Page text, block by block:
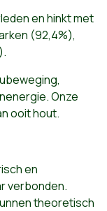
en hinkt met
(92,4%),
Onze
ooit hout.
en
verbonden.
theoretisch